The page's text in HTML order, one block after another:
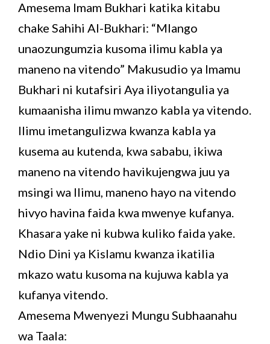
Amesema Imam Bukhari katika kitabu
chake Sahihi Al-Bukhari: “Mlango
unaozungumzia kusoma ilimu kabla ya
maneno na vitendo” Makusudio ya Imamu
Bukhari ni kutafsiri Aya iliyotangulia ya
kumaanisha ilimu mwanzo kabla ya vitendo.
Ilimu imetangulizwa kwanza kabla ya
kusema au kutenda, kwa sababu, ikiwa
maneno na vitendo havikujengwa juu ya
msingi wa Ilimu, maneno hayo na vitendo
hivyo havina faida kwa mwenye kufanya.
Khasara yake ni kubwa kuliko faida yake.
Ndio Dini ya Kislamu kwanza ikatilia
mkazo watu kusoma na kujuwa kabla ya
kufanya vitendo.
Amesema Mwenyezi Mungu Subhaanahu
wa Taala: